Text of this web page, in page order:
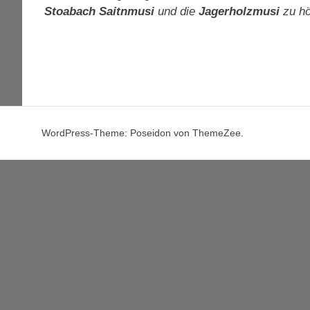
Stoabach Saitnmusi und die Jagerholzmusi zu
WordPress-Theme: Poseidon von ThemeZee.